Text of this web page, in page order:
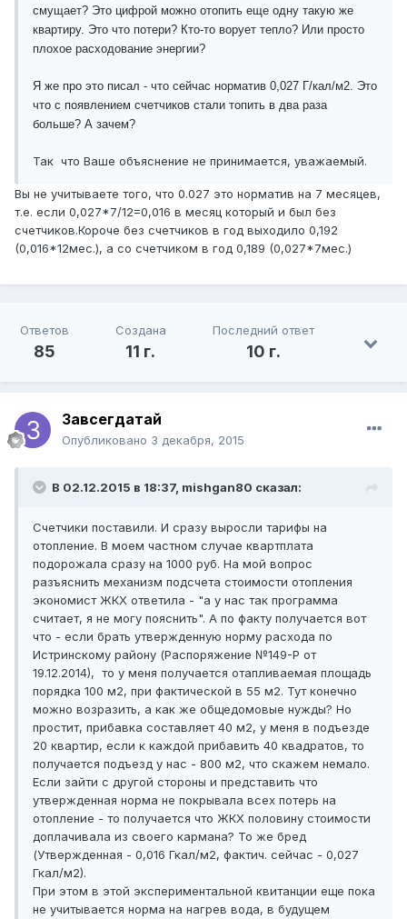
смущает? Это цифрой можно отопить еще одну такую же
квартиру. Это что потери? Кто-то ворует тепло? Или просто
плохое расходование энергии?
Я же про это писал - что сейчас норматив 0,027 Г/кал/м2. Это
что с появлением счетчиков стали топить в два раза
больше? А зачем?
​Так что Ваше объяснение не принимается, уважаемый.
Вы не учитываете того, что 0.027 это норматив на 7 месяцев,
т.е. если 0,027*7/12=0,016 в месяц который и был без
счетчиков.Короче без счетчиков в год выходило 0,192
(0,016*12мес.), а со счетчиком в год 0,189 (0,027*7мес.)
Ответов
85
Создана
11 г.
Последний ответ
10 г.
Завсегдатай
Опубликовано 3 декабря, 2015
В 02.12.2015 в 18:37, mishgan80 сказал:
Счетчики поставили. И сразу выросли тарифы на
отопление. В моем частном случае квартплата
подорожала сразу на 1000 руб. На мой вопрос
разъяснить механизм подсчета стоимости отопления
экономист ЖКХ ответила - "а у нас так программа
считает, я не могу пояснить". А по факту получается вот
что - если брать утвержденную норму расхода по
Истринскому району (Распоряжение №149-Р от
19.12.2014), то у меня получается отапливаемая площадь
порядка 100 м2, при фактической в 55 м2. Тут конечно
можно возразить, а как же общедомовые нужды? Но
простит, прибавка составляет 40 м2, у меня в подъезде
20 квартир, если к каждой прибавить 40 квадратов, то
получается подъезд у нас - 800 м2, что скажем немало.
Если зайти с другой стороны и представить что
утвержденная норма не покрывала всех потерь на
отопление - то получается что ЖКХ половину стоимости
доплачивала из своего кармана? То же бред
(Утвержденная - 0,016 Гкал/м2, фактич. сейчас - 0,027
Гкал/м2).
При этом в этой экспериментальной квитанции еще пока
не учитывается норма на нагрев вода, в будущем